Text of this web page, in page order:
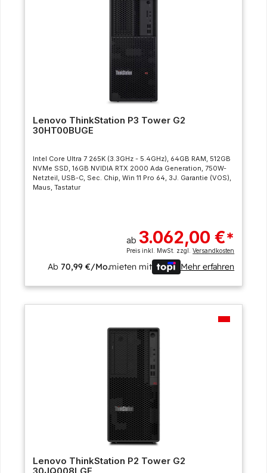
Lenovo ThinkStation P3 Tower G2
30HT00BUGE
Intel Core Ultra 7 265K (3.3GHz - 5.4GHz), 64GB RAM, 512GB
NVMe SSD, 16GB NVIDIA RTX 2000 Ada Generation, 750W-
Netzteil, USB-C, Sec. Chip, Win 11 Pro 64, 3J. Garantie (VOS),
Maus, Tastatur
ab 3.062,00 €*
Preis inkl. MwSt. zzgl.Versandkosten
Ab70,99 €/Mo.mieten mit Mehr erfahren
Lenovo ThinkStation P2 Tower G2
30JQ008LGE